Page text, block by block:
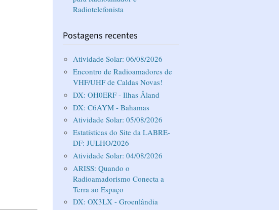
Radiotelefonista
Postagens recentes
Atividade Solar: 06/08/2026
Encontro de Radioamadores de
VHF/UHF de Caldas Novas!
DX: OH0ERF - Ilhas Åland
DX: C6AYM - Bahamas
Atividade Solar: 05/08/2026
Estatísticas do Site da LABRE-
DF: JULHO/2026
Atividade Solar: 04/08/2026
ARISS: Quando o
Radioamadorismo Conecta a
Terra ao Espaço
DX: OX3LX - Groenlândia